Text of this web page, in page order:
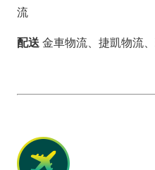
流
配送 金車物流、捷凱物流